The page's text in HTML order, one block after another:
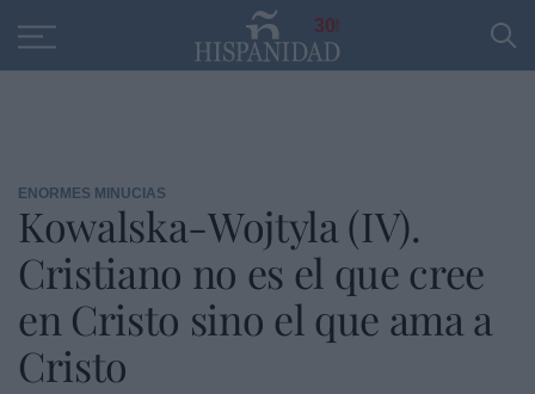
30
ENORMES MINUCIAS
Kowalska-Wojtyla (IV).
Cristiano no es el que cree
en Cristo sino el que ama a
Cristo